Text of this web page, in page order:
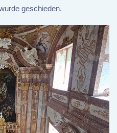
geschieden.